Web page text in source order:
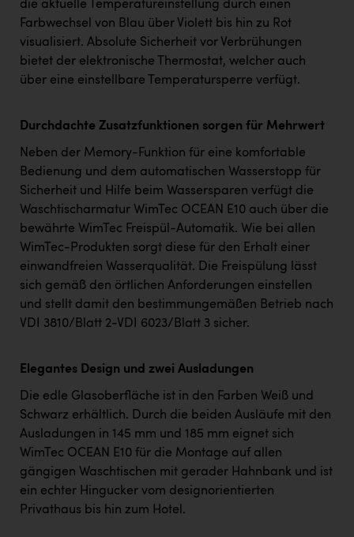
die aktuelle Temperatureinstellung durch einen
Farbwechsel von Blau über Violett bis hin zu Rot
visualisiert. Absolute Sicherheit vor Verbrühungen
bietet der elektronische Thermostat, welcher auch
über eine einstellbare Temperatursperre verfügt.
Durchdachte Zusatzfunktionen sorgen für Mehrwert
Neben der Memory-Funktion für eine komfortable
Bedienung und dem automatischen Wasserstopp für
Sicherheit und Hilfe beim Wassersparen verfügt die
Waschtischarmatur WimTec OCEAN E10 auch über die
bewährte WimTec Freispül-Automatik. Wie bei allen
WimTec-Produkten sorgt diese für den Erhalt einer
einwandfreien Wasserqualität. Die Freispülung lässt
sich gemäß den örtlichen Anforderungen einstellen
und stellt damit den bestimmungemäßen Betrieb nach
VDI 3810/Blatt 2-VDI 6023/Blatt 3 sicher.
Elegantes Design und zwei Ausladungen
Die edle Glasoberfläche ist in den Farben Weiß und
Schwarz erhältlich. Durch die beiden Ausläufe mit den
Ausladungen in 145 mm und 185 mm eignet sich
WimTec OCEAN E10 für die Montage auf allen
gängigen Waschtischen mit gerader Hahnbank und ist
ein echter Hingucker vom designorientierten
Privathaus bis hin zum Hotel.